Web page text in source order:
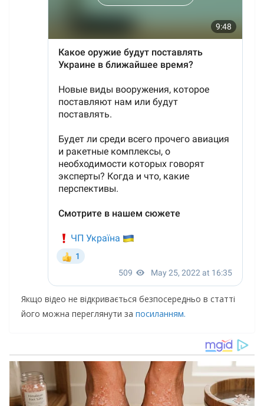
Якщо відео не відкривається безпосередньо в статті
його можна переглянути за посиланням.